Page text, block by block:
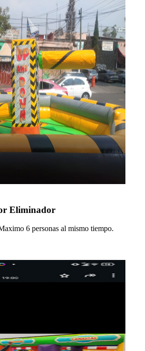
Eliminador
6 personas al mismo tiempo.